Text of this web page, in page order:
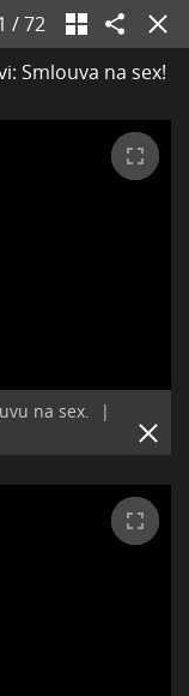
/72
Smlouva na sex!
na sex.
|